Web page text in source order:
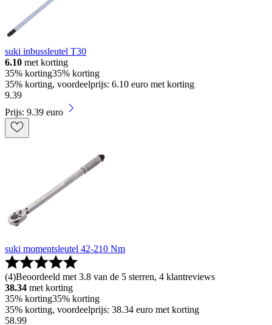
suki inbussleutel T30
6.10 met korting
35% korting35% korting
35% korting, voordeelprijs: 6.10 euro met korting
9.39
Prijs: 9.39 euro
suki momentsleutel 42-210 Nm
(4)Beoordeeld met 3.8 van de 5 sterren, 4 klantreviews
38.34 met korting
35% korting35% korting
35% korting, voordeelprijs: 38.34 euro met korting
58.99